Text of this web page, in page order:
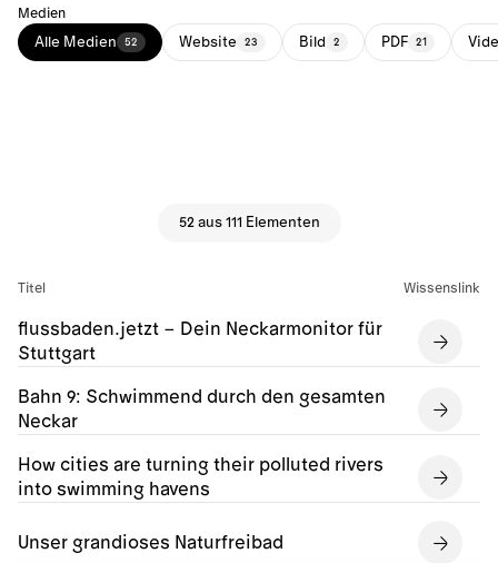
Medien
Alle Medien 52 Website 23 Bild 2 PDF 21
52 aus 111 Elementen
Titel Wissenslink
flussbaden.jetzt – Dein Neckarmonitor für
Stuttgart
Bahn 9: Schwimmend durch den gesamten
Neckar
How cities are turning their polluted rivers
into swimming havens
Unser grandioses Naturfreibad